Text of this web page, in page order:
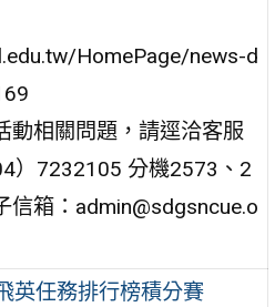
HomePage/news-d
動相關問題，請逕洽客服
）7232105 分機2573、2
信箱：admin@sdgsncue.o
英任務排行榜積分賽